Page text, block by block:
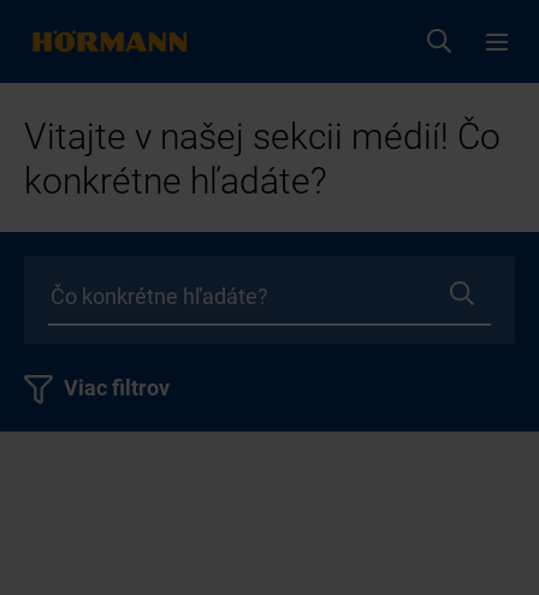
Vitajte v našej sekcii médií! Čo
konkrétne hľadáte?
Viac filtrov